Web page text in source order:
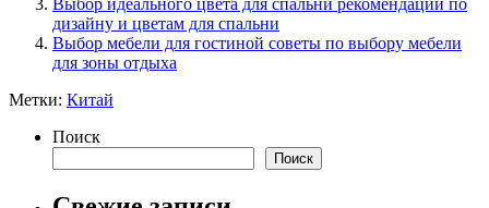
Выбор идеального цвета для спальни рекомендации по
дизайну и цветам для спальни
Выбор мебели для гостиной советы по выбору мебели
для зоны отдыха
Метки: Китай
Поиск
Поиск